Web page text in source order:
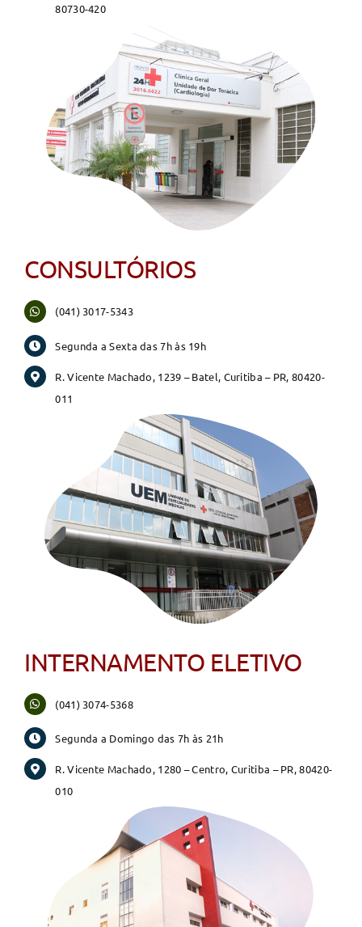
80730-420
CONSULTÓRIOS
(041) 3017-5343
Segunda a Sexta das 7h às 19h
R. Vicente Machado, 1239 – Batel, Curitiba – PR, 80420-
011
INTERNAMENTO ELETIVO
(041) 3074-5368
Segunda a Domingo das 7h às 21h
R. Vicente Machado, 1280 – Centro, Curitiba – PR, 80420-
010